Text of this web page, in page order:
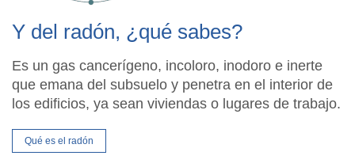
Y del radón, ¿qué sabes?
Es un gas cancerígeno, incoloro, inodoro e inerte
que emana del subsuelo y penetra en el interior de
los edificios, ya sean viviendas o lugares de trabajo.
Qué es el radón